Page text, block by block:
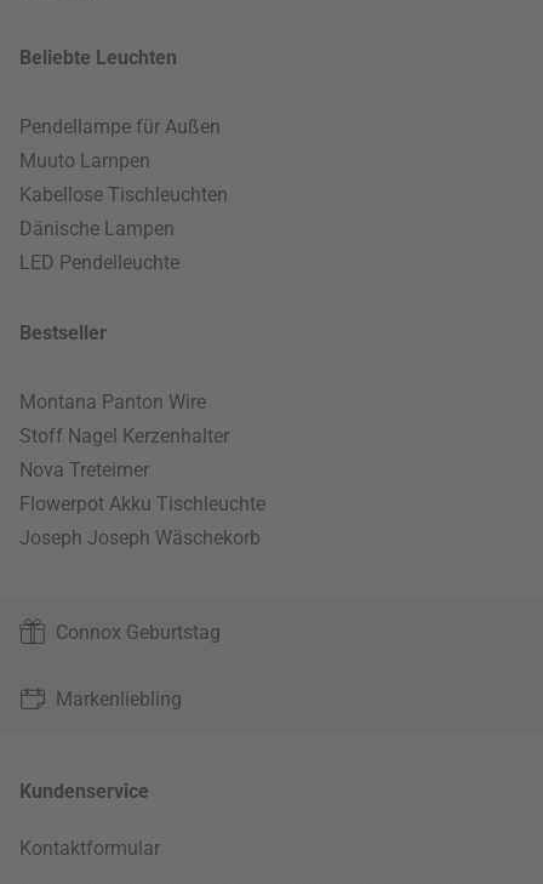
Beliebte Leuchten
Pendellampe für Außen
Muuto Lampen
Kabellose Tischleuchten
Dänische Lampen
LED Pendelleuchte
Bestseller
Montana Panton Wire
Stoff Nagel Kerzenhalter
Nova Treteimer
Flowerpot Akku Tischleuchte
Joseph Joseph Wäschekorb
Connox Geburtstag
Markenliebling
Kundenservice
Kontaktformular